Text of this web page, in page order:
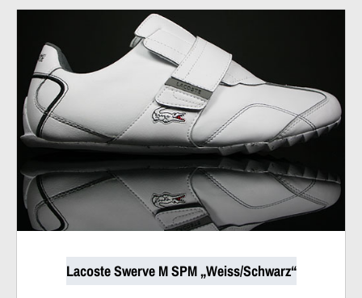
Lacoste Swerve M SPM „Weiss/Schwarz“